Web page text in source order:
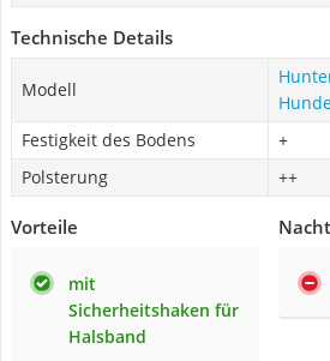
Technische Details
Modell
Festigkeit des Bodens
+
Polsterung
++
Vorteile
mit
Sicherheitshaken für
Halsband